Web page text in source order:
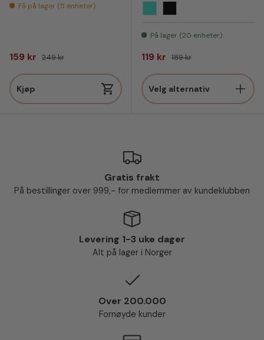
Få på lager (5 enheter)
Salgspris
159 kr Vanlig pris
249 kr
Kjøp
På lager (20 enheter)
Salgspris
119 kr Vanlig pris
189 kr
Velg alternativ
Gratis frakt
På bestillinger over 999,- for medlemmer av kundeklubben
Levering 1-3 uke dager
Alt på lager i Norger
Over 200.000
Fornøyde kunder